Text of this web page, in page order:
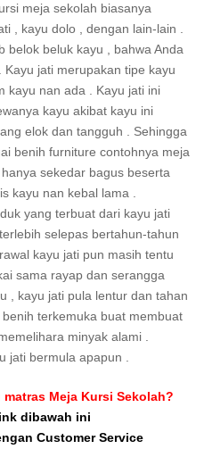
meja sekolah biasanya
, kayu dolo , dengan lain-lain .
belok beluk kayu , bahwa Anda
jati merupakan tipe kayu
kayu nan ada . Kayu jati ini
kayu akibat kayu ini
elok dan tangguh . Sehingga
benih furniture contohnya meja
sekedar bagus beserta
kayu nan kebal lama .
yang terbuat dari kayu jati
selepas bertahun-tahun
kayu jati pun masih tentu
sama rayap dan serangga
, kayu jati pula lentur dan tahan
terkemuka buat membuat
minyak alami .
jati bermula apapun .
Meja Kursi Sekolah?
dibawah ini
Customer Service